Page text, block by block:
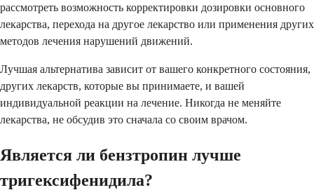
рассмотреть возможность корректировки дозировки основного
лекарства, перехода на другое лекарство или применения других
методов лечения нарушений движений.
Лучшая альтернатива зависит от вашего конкретного состояния,
других лекарств, которые вы принимаете, и вашей
индивидуальной реакции на лечение. Никогда не меняйте
лекарства, не обсудив это сначала со своим врачом.
Является ли бензтропин лучше
тригексифенидила?